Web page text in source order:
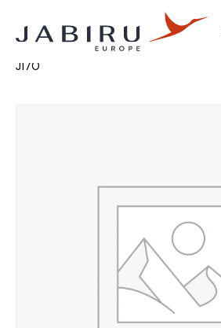
Accueil Non classé
J170